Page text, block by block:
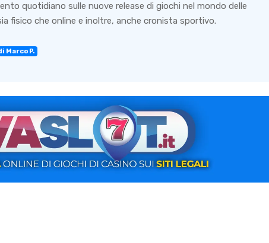
quotidiano sulle nuove release di giochi nel mondo delle
fisico che online e inoltre, anche cronista sportivo.
P.